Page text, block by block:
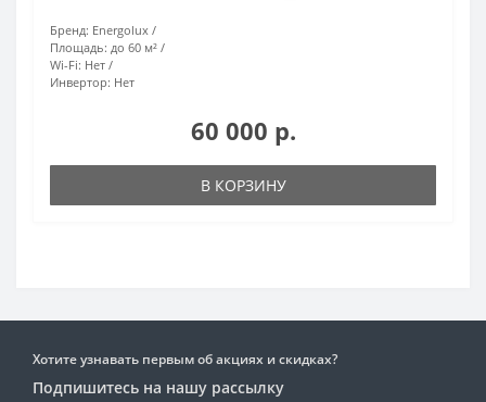
Бренд: Energolux
Площадь: до 60 м²
Wi-Fi: Нет
Инвертор: Нет
60 000 р.
В КОРЗИНУ
Хотите узнавать первым об акциях и скидках?
Подпишитесь на нашу рассылку